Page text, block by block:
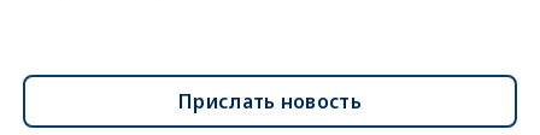
Прислать новость